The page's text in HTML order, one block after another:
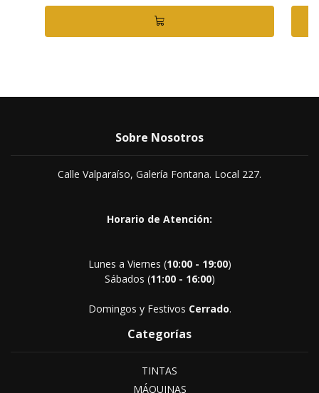
Sobre Nosotros
Calle Valparaíso, Galería Fontana. Local 227.
Horario de Atención:
Lunes a Viernes (10:00 - 19:00)
Sábados (11:00 - 16:00)
Domingos y Festivos Cerrado.
Categorías
TINTAS
MÁQUINAS